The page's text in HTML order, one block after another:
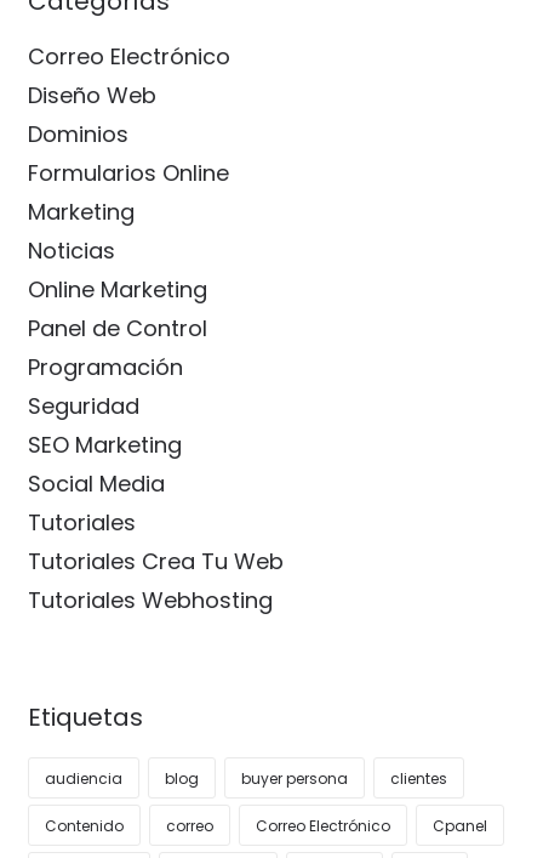
Correo Electrónico
Diseño Web
Dominios
Formularios Online
Marketing
Noticias
Online Marketing
Panel de Control
Programación
Seguridad
SEO Marketing
Social Media
Tutoriales
Tutoriales Crea Tu Web
Tutoriales Webhosting
Etiquetas
audiencia blog buyer persona clientes
Contenido correo Correo Electrónico Cpanel